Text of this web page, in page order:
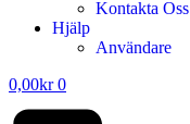
Kontakta Oss
Hjälp
Användare
0,00kr 0